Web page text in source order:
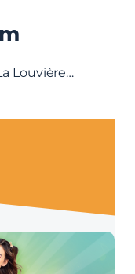
Louvière…